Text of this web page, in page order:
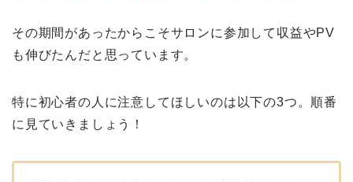
その期間があったからこそサロンに参加して収益やPV
も伸びたんだと思っています。
特に初心者の人に注意してほしいのは以下の3つ。順番
に見ていきましょう！